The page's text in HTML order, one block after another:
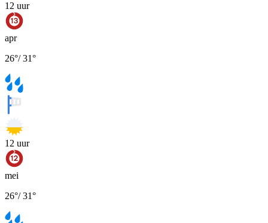
12 uur
apr
26°/31°
12 uur
mei
26°/31°